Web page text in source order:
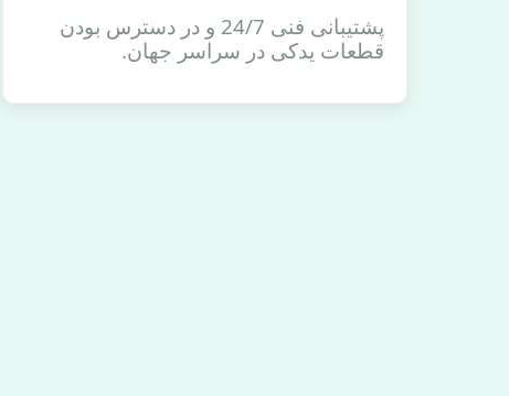
پشتیبانی فنی 24/7 و در دسترس بودن
قطعات یدکی در سراسر جهان.